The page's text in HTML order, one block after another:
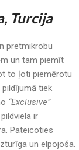
Turcija
pretmikrobu
un tam piemīt
to ļoti piemērotu
pildījumā tiek
“Exclusive”
ir
Pateicoties
un elpojoša.